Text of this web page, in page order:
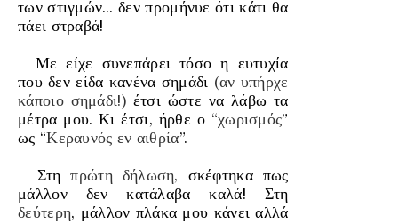
των στιγμών… δεν προμήνυε ότι κάτι θα
πάει στραβά!
Με είχε συνεπάρει τόσο η ευτυχία
που δεν είδα κανένα σημάδι (αν υπήρχε
κάποιο σημάδι!)έτσι ώστε να λάβω τα
μέτρα μου. Κι έτσι, ήρθε ο “χωρισμός”
ως “Κεραυνός εν αιθρία”.
Στηπρώτη δήλωση, σκέφτηκα πως
μάλλον δεν κατάλαβα καλά! Στη
δεύτερη, μάλλον πλάκα μου κάνει αλλά